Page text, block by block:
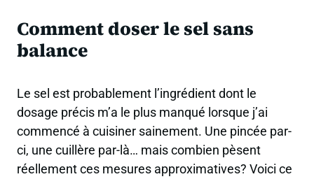
Comment doser le sel sans
balance
Le sel est probablement l’ingrédient dont le
dosage précis m’a le plus manqué lorsque j’ai
commencé à cuisiner sainement. Une pincée par-
ci, une cuillère par-là… mais combien pèsent
réellement ces mesures approximatives? Voici ce